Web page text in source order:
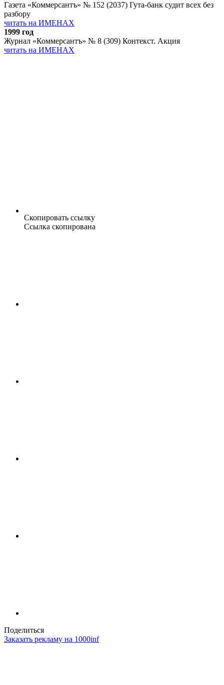
Газета «Коммерсантъ» № 152 (2037) Гута-банк судит всех без
разбору
читать на ИМЕНАХ
1999 год
Журнал «Коммерсантъ» № 8 (309) Контекст. Акция
читать на ИМЕНАХ
Скопировать ссылку
Ссылка скопирована
Поделиться
Заказать рекламу на 1000inf